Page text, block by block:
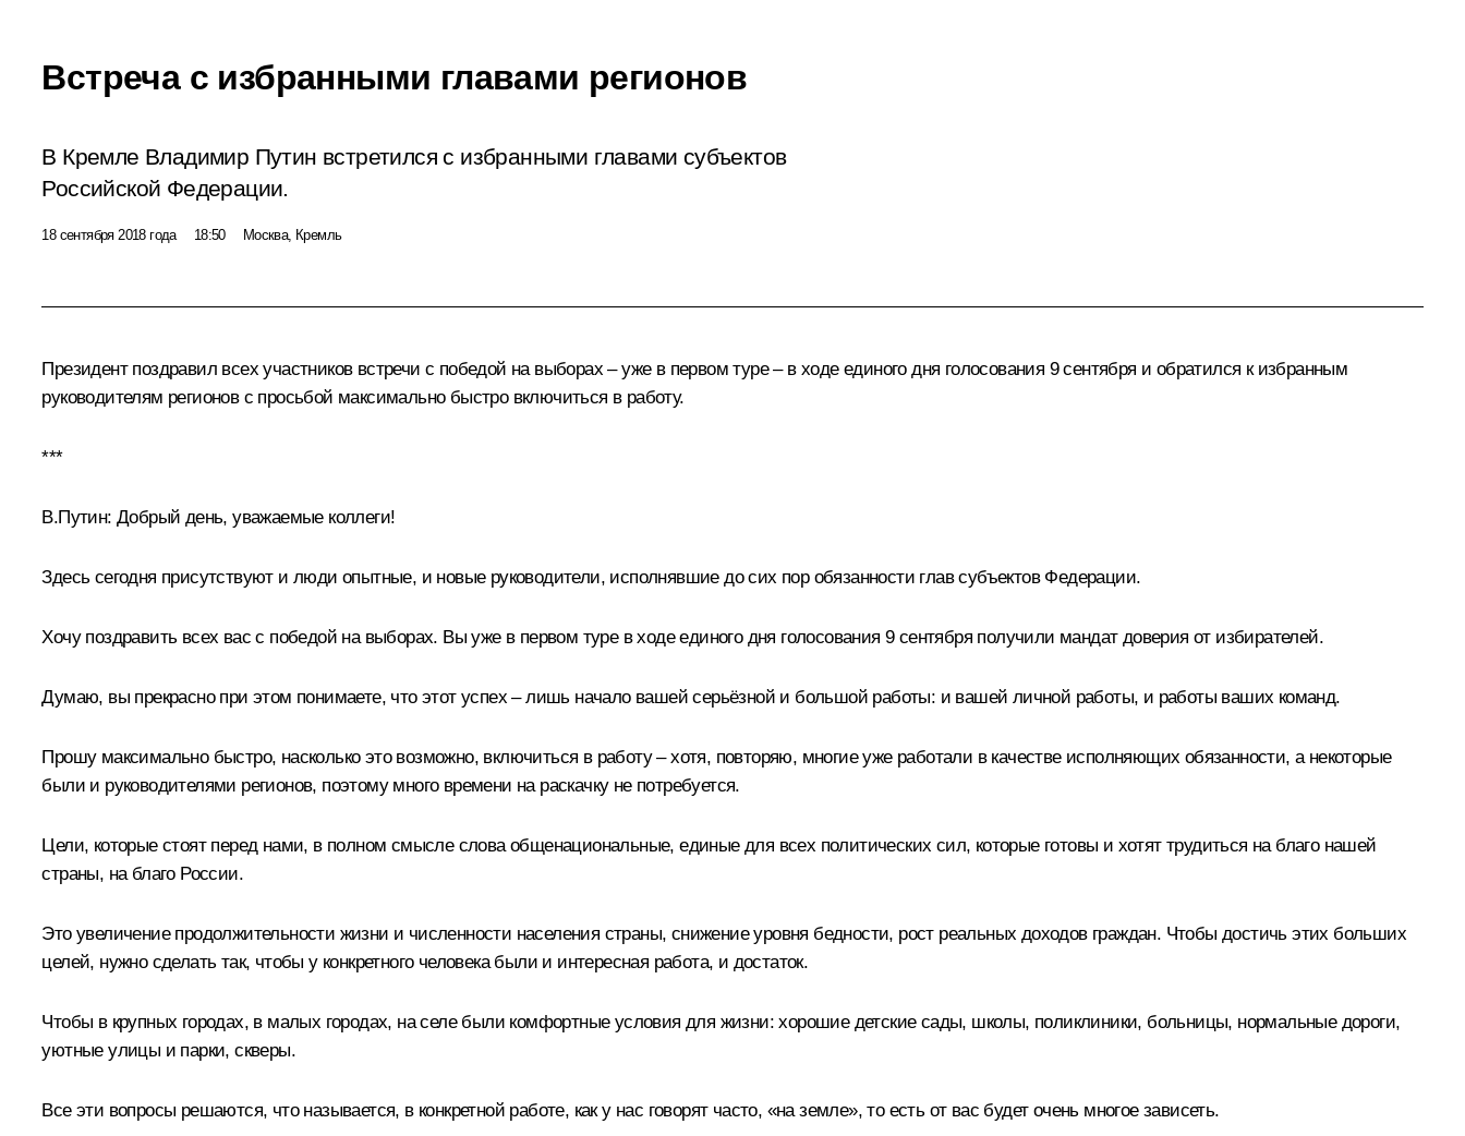
Встреча с избранными главами регионов
В Кремле Владимир Путин встретился с избранными главами субъектов
Российской Федерации.
18 сентября 2018 года 18:50 Москва, Кремль
Президент поздравил всех участников встречи с победой на выборах – уже в первом туре – в ходе единого дня голосования 9 сентября и обратился к избранным
руководителям регионов с просьбой максимально быстро включиться в работу.
***
В.Путин: Добрый день, уважаемые коллеги!
Здесь сегодня присутствуют и люди опытные, и новые руководители, исполнявшие до сих пор обязанности глав субъектов Федерации.
Хочу поздравить всех вас с победой на выборах. Вы уже в первом туре в ходе единого дня голосования 9 сентября получили мандат доверия от избирателей.
Думаю, вы прекрасно при этом понимаете, что этот успех – лишь начало вашей серьёзной и большой работы: и вашей личной работы, и работы ваших команд.
Прошу максимально быстро, насколько это возможно, включиться в работу – хотя, повторяю, многие уже работали в качестве исполняющих обязанности, а некоторые
были и руководителями регионов, поэтому много времени на раскачку не потребуется.
Цели, которые стоят перед нами, в полном смысле слова общенациональные, единые для всех политических сил, которые готовы и хотят трудиться на благо нашей
страны, на благо России.
Это увеличение продолжительности жизни и численности населения страны, снижение уровня бедности, рост реальных доходов граждан. Чтобы достичь этих больших
целей, нужно сделать так, чтобы у конкретного человека были и интересная работа, и достаток.
Чтобы в крупных городах, в малых городах, на селе были комфортные условия для жизни: хорошие детские сады, школы, поликлиники, больницы, нормальные дороги,
уютные улицы и парки, скверы.
Все эти вопросы решаются, что называется, в конкретной работе, как у нас говорят часто, «на земле», то есть от вас будет очень многое зависеть.